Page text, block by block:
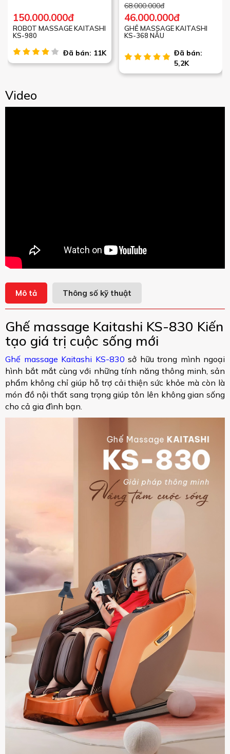
150.000.000đ
ROBOT MASSAGE KAITASHI
KS-980
Đã bán: 11K
68.000.000đ
46.000.000đ
GHẾ MASSAGE KAITASHI
KS-368 NÂU
Đã bán:
5,2K
Video
Mô tả Thông số kỹ thuật
Ghế massage Kaitashi KS-830 Kiến
tạo giá trị cuộc sống mới
Ghế massage Kaitashi KS-830 sở hữu trong mình ngoại
hình bắt mắt cùng với những tính năng thông minh, sản
phẩm không chỉ giúp hỗ trợ cải thiện sức khỏe mà còn là
món đồ nội thất sang trọng giúp tôn lên không gian sống
cho cả gia đình bạn.